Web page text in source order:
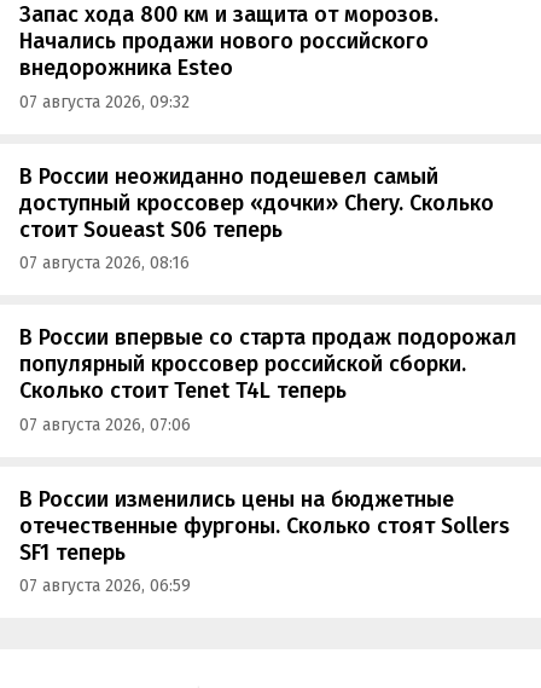
Запас хода 800 км и защита от морозов.
Начались продажи нового российского
внедорожника Esteo
07 августа 2026, 09:32
В России неожиданно подешевел самый
доступный кроссовер «дочки» Chery. Сколько
стоит Soueast S06 теперь
07 августа 2026, 08:16
В России впервые со старта продаж подорожал
популярный кроссовер российской сборки.
Сколько стоит Tenet T4L теперь
07 августа 2026, 07:06
В России изменились цены на бюджетные
отечественные фургоны. Сколько стоят Sollers
SF1 теперь
07 августа 2026, 06:59